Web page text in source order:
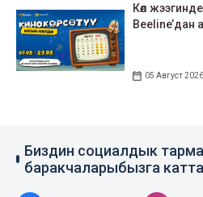
Көл
Beeline’дан
05 Август 2026
Биздин социалдык
баракчаларыбызга